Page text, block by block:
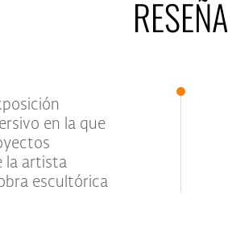
RESEÑA
en la que
la artista
escultórica
artesanales, y obra